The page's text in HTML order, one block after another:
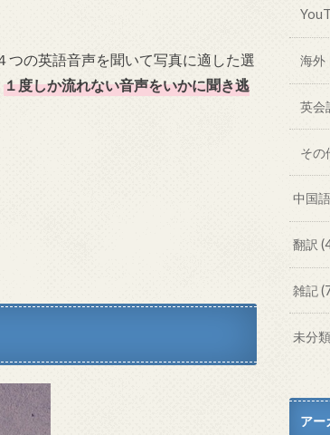
つの英語音声を聞いて写真に適した選
１度しか流れない音声をいかに聞き逃
海外
英会
その
中国
翻訳
雑記
未分
アー